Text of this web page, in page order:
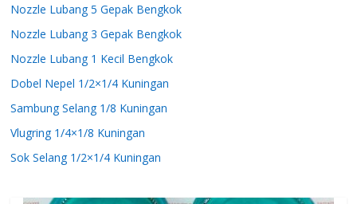
Nozzle Lubang 5 Gepak Bengkok
Nozzle Lubang 3 Gepak Bengkok
Nozzle Lubang 1 Kecil Bengkok
Dobel Nepel 1/2×1/4 Kuningan
Sambung Selang 1/8 Kuningan
Vlugring 1/4×1/8 Kuningan
Sok Selang 1/2×1/4 Kuningan